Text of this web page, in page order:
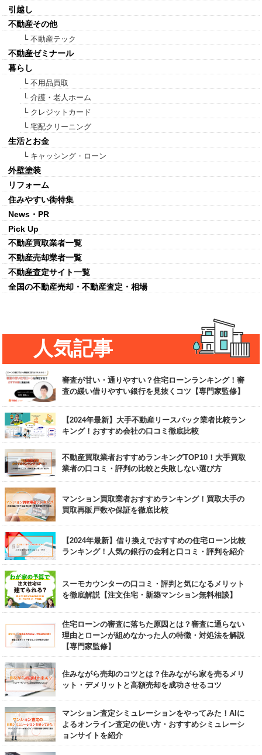
引越し
不動産その他
└ 不動産テック
不動産ゼミナール
暮らし
└ 不用品買取
└ 介護・老人ホーム
└ クレジットカード
└ 宅配クリーニング
生活とお金
└ キャッシング・ローン
外壁塗装
リフォーム
住みやすい街特集
News・PR
Pick Up
不動産買取業者一覧
不動産売却業者一覧
不動産査定サイト一覧
全国の不動産売却・不動産査定・相場
人気記事
審査が甘い・通りやすい？住宅ローンランキング！審
査の緩い借りやすい銀行を見抜くコツ【専門家監修】
【2024年最新】大手不動産リースバック業者比較ラン
キング！おすすめ会社の口コミ徹底比較
不動産買取業者おすすめランキングTOP10！大手買取
業者の口コミ・評判の比較と失敗しない選び方
マンション買取業者おすすめランキング！買取大手の
買取再販戸数や保証を徹底比較
【2024年最新】借り換えでおすすめの住宅ローン比較
ランキング！人気の銀行の金利と口コミ・評判を紹介
スーモカウンターの口コミ・評判と気になるメリット
を徹底解説【注文住宅・新築マンション無料相談】
住宅ローンの審査に落ちた原因とは？審査に通らない
理由とローンが組めなかった人の特徴・対処法を解説
【専門家監修】
住みながら売却のコツとは？住みながら家を売るメリ
ット・デメリットと高額売却を成功させるコツ
マンション査定シミュレーションをやってみた！AIに
よるオンライン査定の使い方・おすすめシミュレーシ
ョンサイトを紹介